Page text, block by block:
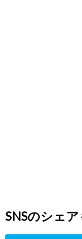
SNSのシェ